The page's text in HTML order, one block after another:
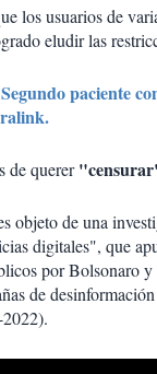
los usuarios de
eludir las
paciente
de querer
objeto de una
digitales", que
por Bolsonaro
de